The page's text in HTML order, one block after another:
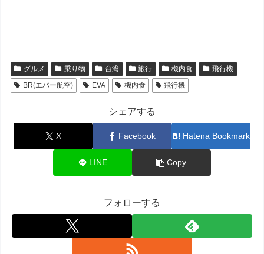
グルメ 乗り物 台湾 旅行 機内食
飛行機
BR(エバー航空)
EVA 機内食 飛行機
シェアする
X Facebook Hatena Bookmark
LINE Copy
フォローする